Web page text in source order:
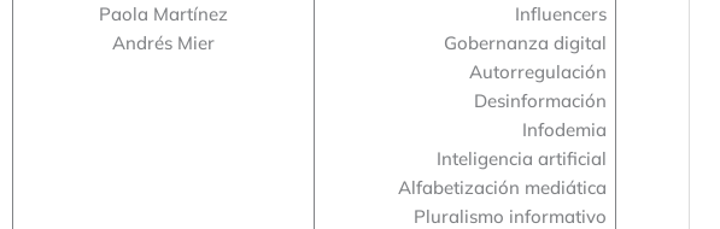
Paola Martínez
Andrés Mier
Influencers
Gobernanza digital
Autorregulación
Desinformación
Infodemia
Inteligencia artificial
Alfabetización mediática
Pluralismo informativo